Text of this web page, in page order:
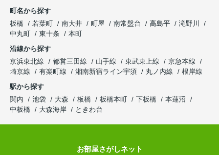
町名から探す
板橋
若葉町 南大井 町屋 南常盤台 高島平
滝野川
中丸町
東十条
本町
沿線から探す
京浜東北線
都営三田線 山手線 東武東上線
京急本線
埼京線
有楽町線 湘南新宿ライン宇須 丸ノ内線
根岸線
駅から探す
関内
池袋 大森 板橋 板橋本町 下板橋
本蓮沼
中板橋
大森海岸 ときわ台
お部屋さがしネット